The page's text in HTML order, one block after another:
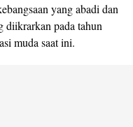
yang abadi dan
diikrarkan pada tahun
muda saat ini.